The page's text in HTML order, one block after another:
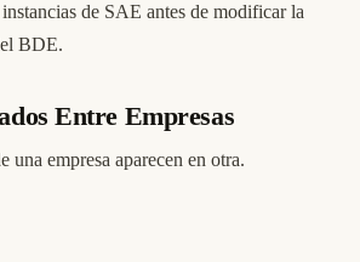
de SAE antes de modificar la
BDE.
Entre Empresas
una empresa aparecen en otra.